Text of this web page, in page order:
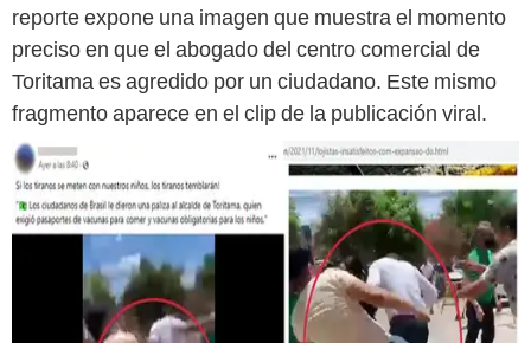
reporte expone una imagen que muestra el momento
preciso en que el abogado del centro comercial de
Toritama es agredido por un ciudadano. Este mismo
fragmento aparece en el clip de la publicación viral.